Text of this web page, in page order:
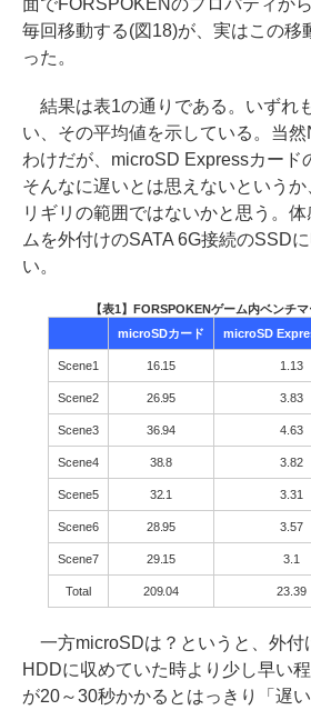
面でFORSPOKENのプロパティか
毎回移動する(図18)が、実はこの移
った。
結果は表1の通りである。いずれ
い、その平均値を示している。当
わけだが、microSD Expressカード
そんなに遅いとは思えないという
リギリの範囲ではないかと思う。
ムを外付けのSATA 6G接続のSSD
い。
【表1】FORSPOKENゲーム内ベンチ
microSDカード
microSD
Scene1 16.15 1.13
Scene2 26.95 3.83
Scene3 36.94 4.63
Scene4 38.8 3.82
Scene5 32.1 3.31
Scene6 28.95 3.57
Scene7 29.15 3.1
Total 209.04 23.39
一方microSDは？というと、外付
HDDに収めていた時より少し早い
が20～30秒かかるとはっきり「遅